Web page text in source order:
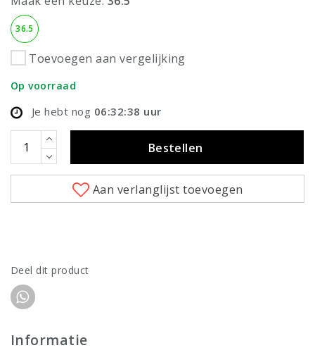
36.5
Toevoegen aan vergelijking
Op voorraad
Je hebt nog 06:32:38 uur
Bestellen
Aan verlanglijst toevoegen
Deel dit product
Informatie